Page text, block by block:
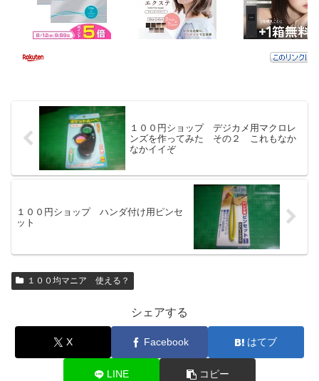
１００円ショップ デジカメ用マクロレ
ンズを作ってみた その２ これもなか
なかイイぞ
１００円ショップ ハンダ付け用ピンセ
ット
１００均マニア 使える？
シェアする
X Facebook はてブ
LINE コピー